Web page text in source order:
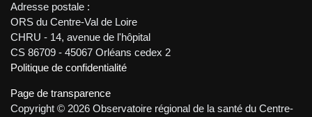
Adresse postale :
ORS du Centre-Val de Loire
CHRU - 14, avenue de l'hôpital
CS 86709 - 45067 Orléans cedex 2
Politique de confidentialité
Page de transparence
Copyright © 2026 Observatoire régional de la santé du Centre-